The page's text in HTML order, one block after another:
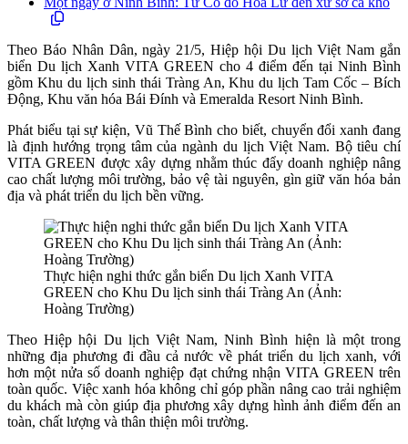
Theo Báo Nhân Dân, ngày 21/5, Hiệp hội Du lịch Việt Nam gắn
biển Du lịch Xanh VITA GREEN cho 4 điểm đến tại Ninh Bình
gồm Khu du lịch sinh thái Tràng An, Khu du lịch Tam Cốc – Bích
Động, Khu văn hóa Bái Đính và Emeralda Resort Ninh Bình.
Phát biểu tại sự kiện, Vũ Thế Bình cho biết, chuyển đổi xanh đang
là định hướng trọng tâm của ngành du lịch Việt Nam. Bộ tiêu chí
VITA GREEN được xây dựng nhằm thúc đẩy doanh nghiệp nâng
cao chất lượng môi trường, bảo vệ tài nguyên, gìn giữ văn hóa bản
địa và phát triển du lịch bền vững.
Thực hiện nghi thức gắn biển Du lịch Xanh VITA
GREEN cho Khu Du lịch sinh thái Tràng An (Ảnh:
Hoàng Trường)
Theo Hiệp hội Du lịch Việt Nam, Ninh Bình hiện là một trong
những địa phương đi đầu cả nước về phát triển du lịch xanh, với
hơn một nửa số doanh nghiệp đạt chứng nhận VITA GREEN trên
toàn quốc. Việc xanh hóa không chỉ góp phần nâng cao trải nghiệm
du khách mà còn giúp địa phương xây dựng hình ảnh điểm đến an
toàn, chất lượng và thân thiện môi trường.